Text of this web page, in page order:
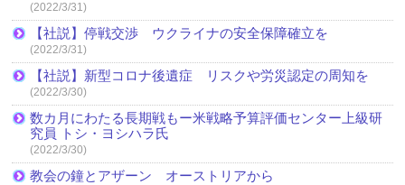
(2022/3/31)
【社説】停戦交渉 ウクライナの安全保障確立を
(2022/3/31)
【社説】新型コロナ後遺症 リスクや労災認定の周知を
(2022/3/30)
数カ月にわたる長期戦もー米戦略予算評価センター上級研
究員 トシ・ヨシハラ氏
(2022/3/30)
教会の鐘とアザーン オーストリアから